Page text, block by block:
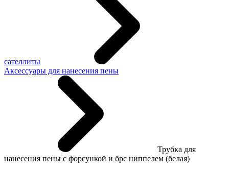
сателлиты
Аксессуары для нанесения пены
Трубка для
нанесения пены с форсункой и брс ниппелем (белая)